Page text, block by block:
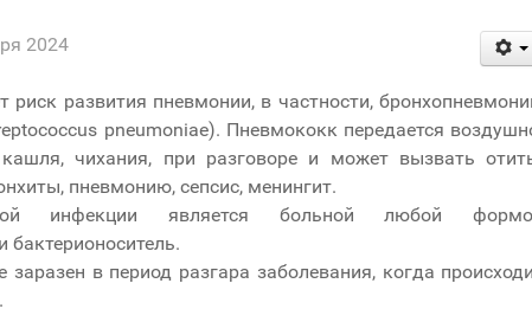
2024
риск развития пневмонии, в частности,
pneumoniae). Пневмококк передается
чихания, при разговоре и может вызвать
пневмонию, сепсис, менингит.
инфекции является больной любой
в период разгара заболевания, когда